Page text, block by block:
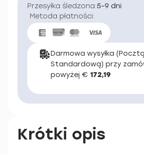
Przesyłka śledzona:5-9 dni
Metoda płatności:
Darmowa wysyłka
Standardową) przy
powyżej € 172,19
Krótki opis